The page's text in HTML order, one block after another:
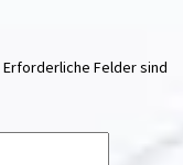
Erforderliche Felder sind